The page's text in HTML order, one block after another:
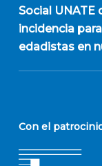
Social UNATE
incidencia
edadistas en
Con el